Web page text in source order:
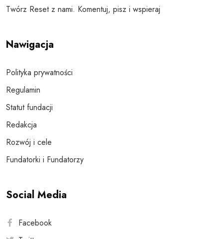
Twórz Reset z nami. Komentuj, pisz i wspieraj
Nawigacja
Polityka prywatności
Regulamin
Statut fundacji
Redakcja
Rozwój i cele
Fundatorki i Fundatorzy
Social Media
Facebook